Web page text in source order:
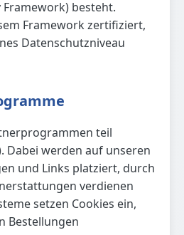
Framework) besteht.
Framework zertifiziert,
Datenschutzniveau
teil
Dabei werden auf unseren
und Links platziert, durch
verdienen
setzen Cookies ein,
Bestellungen